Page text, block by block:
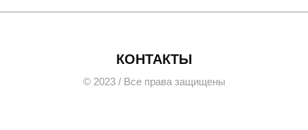
КОНТАКТЫ
© 2023 / Все права защищены